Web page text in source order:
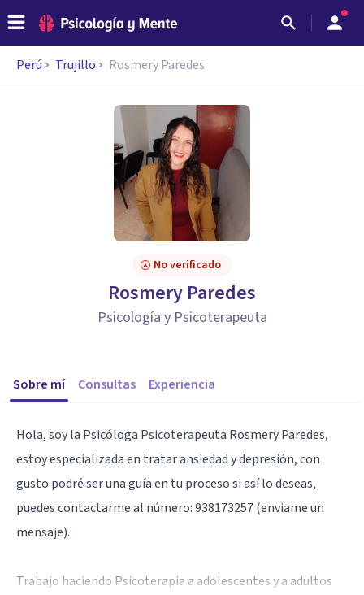
Perú Trujillo Rosmery Paredes
No verificado
Rosmery Paredes
Psicología y Psicoterapeuta
Sobre mí Consultas Experiencia
Hola, soy la Psicóloga Psicoterapeuta Rosmery Paredes,
estoy especializada en tratar ansiedad y depresión, con
gusto podré ser una guía en tu proceso si así lo deseas,
puedes contactarme al número: 938173257 (enviame un
mensaje).
Trabajo haciendo Psicoterapia a adolescentes y a adultos